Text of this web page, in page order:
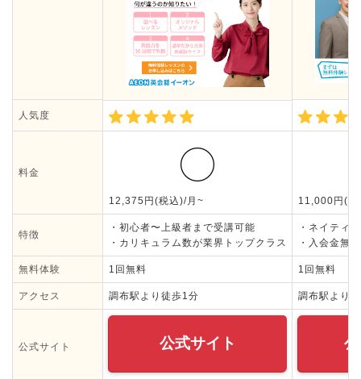
人気度
料金
12,375円(税込)/月~ 11,000円(税
特徴
・初心者〜上級者まで受講可能
・カリキュラム数が業界トップクラス
・ネイティ
・入会金無
無料体験 1回無料 1回無料
アクセス 調布駅より徒歩1分 調布駅より
公式サイト 公式サイト